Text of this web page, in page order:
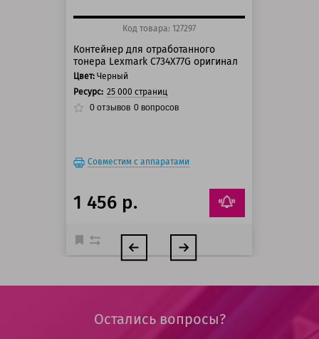
Код товара: 127297
Контейнер для отработанного
тонера Lexmark C734X77G оригинал
Цвет: Черный
Ресурс: 25 000 страниц
0 отзывов 0 вопросов
Совместим с аппаратами
1 456 р.
Остались вопросы?